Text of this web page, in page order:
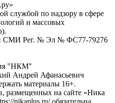
службой по надзору в сфере
и массовых
СМИ Рег. № Эл № ФС77-79276
"НКМ"
Андрей Афанасьевич
материалы 16+.
размещенных на сайте «Ника